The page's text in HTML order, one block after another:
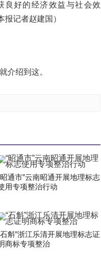
良好的经济效益与社会效
记者赵建国）
介绍到这。
昭通市”云南昭通开展地理标志
用专项整治行动
石斛”浙江乐清开展地理标志证
商标专项整治